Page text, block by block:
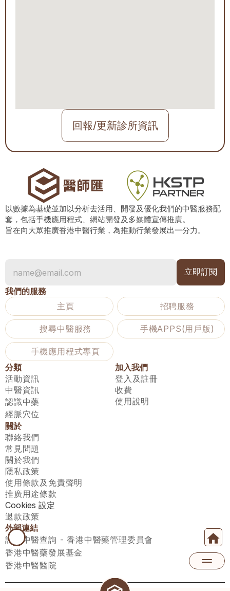
回報/更新診所資訊
以數據為基礎並加以分析去活用、開發及優化我們的中醫服務配
套，包括手機應用程式、網站開發及多媒體宣傳推廣。
旨在向大眾推廣香港中醫行業，為推動行業發展出一分力。
我們的服務
主頁
招聘服務
搜尋中醫服務 手機APPS(用戶版)
手機應用程式專頁
分類
活動資訊
中醫資訊
認識中藥
經脈穴位
加入我們
登入及註冊
收費
使用說明
關於
聯絡我們
常見問題
關於我們
隱私政策
使用條款及免責聲明
推廣用途條款
Cookies 設定
退款政策
外部連結
註冊中醫查詢 - 香港中醫藥管理委員會
香港中醫藥發展基金
香港中醫醫院